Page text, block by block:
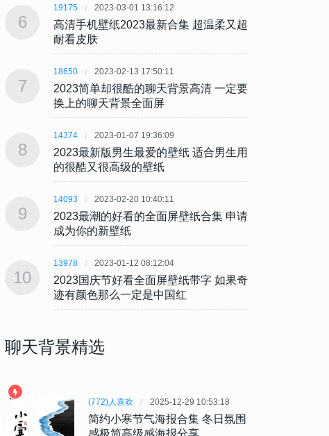
6
19175 2023-03-01 13:16:12
高清手机壁纸2023最新合集 超温柔又超
耐看皮肤
7
18650 2023-02-13 17:50:11
2023简单却很酷的聊天背景高清 一定要
换上的聊天背景全面屏
8
14374 2023-01-07 19:36:09
2023最新版男生最爱的壁纸 适合男生用
的很酷又很高级的壁纸
9
14093 2023-02-20 10:40:11
2023最潮的好看的全面屏壁纸合集 申请
成为你的新壁纸
10
13978 2023-01-12 08:12:04
2023国庆节好看全面屏壁纸带字 如果奇
迹有颜色那么一定是中国红
聊天背景精选
(772)人喜欢 2025-12-29 10:53:18
简约小寒节气海报合集 冬日氛围
感极简高级感海报分享